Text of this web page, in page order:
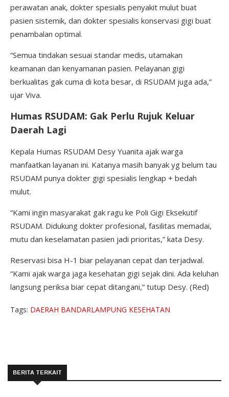
perawatan anak, dokter spesialis penyakit mulut buat
pasien sistemik, dan dokter spesialis konservasi gigi buat
penambalan optimal.
“Semua tindakan sesuai standar medis, utamakan
keamanan dan kenyamanan pasien. Pelayanan gigi
berkualitas gak cuma di kota besar, di RSUDAM juga ada,”
ujar Viva.
Humas RSUDAM: Gak Perlu Rujuk Keluar
Daerah Lagi
Kepala Humas RSUDAM Desy Yuanita ajak warga
manfaatkan layanan ini. Katanya masih banyak yg belum tau
RSUDAM punya dokter gigi spesialis lengkap + bedah
mulut.
“Kami ingin masyarakat gak ragu ke Poli Gigi Eksekutif
RSUDAM. Didukung dokter profesional, fasilitas memadai,
mutu dan keselamatan pasien jadi prioritas,” kata Desy.
Reservasi bisa H-1 biar pelayanan cepat dan terjadwal.
“Kami ajak warga jaga kesehatan gigi sejak dini. Ada keluhan
langsung periksa biar cepat ditangani,” tutup Desy. (Red)
Tags: DAERAH BANDARLAMPUNG KESEHATAN
BERITA TERKAIT